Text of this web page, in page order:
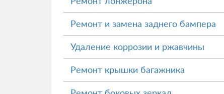
Ремонт и замена заднего бампера
Удаление коррозии и ржавчины
Ремонт крышки багажника